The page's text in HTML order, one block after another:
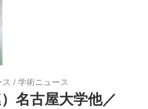
/学術ニュース
名古屋大学他／